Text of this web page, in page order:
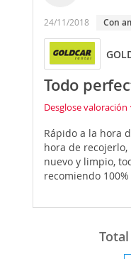
24/11/2018 Con
Todo
Desglose valoración
Rápido a la hora
hora de
nuevo y limpio,
recomiendo 100%